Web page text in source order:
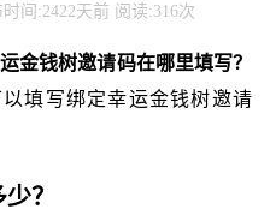
间:2422天前 阅读:316次
金钱树邀请码在哪里填写？
以填写绑定幸运金钱树邀请
？